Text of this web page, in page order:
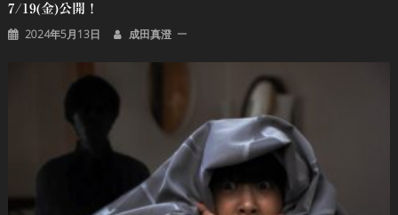
7/19(金)公開！
2024年5月13日 成田真澄